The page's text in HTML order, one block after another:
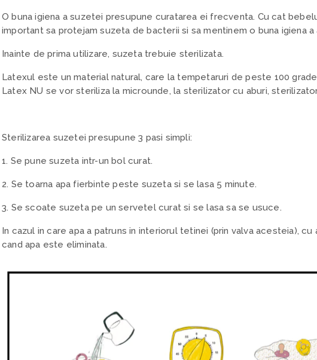
O buna igiena a suzetei presupune curatarea ei frecventa. Cu cat
important sa protejam suzeta de bacterii si sa mentinem o buna igiena a
Inainte de prima utilizare, suzeta trebuie sterilizata.
Latexul este un material natural, care la tempetaruri de peste 100
Latex NU se vor steriliza la microunde, la sterilizator cu aburi,
Sterilizarea suzetei presupune 3 pasi simpli:
1. Se pune suzeta intr-un bol curat.
2. Se toarna apa fierbinte peste suzeta si se lasa 5 minute.
3. Se scoate suzeta pe un servetel curat si se lasa sa se usuce.
In cazul in care apa a patruns in interiorul tetinei (prin valva acesteia),
cand apa este eliminata.